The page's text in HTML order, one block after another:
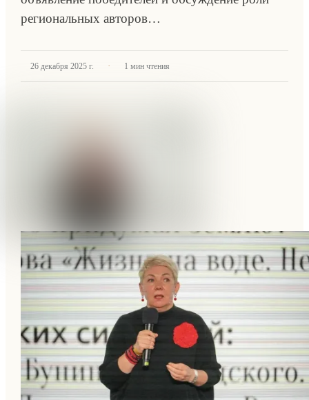
региональных авторов…
26 декабря 2025 г. · 1 мин чтения